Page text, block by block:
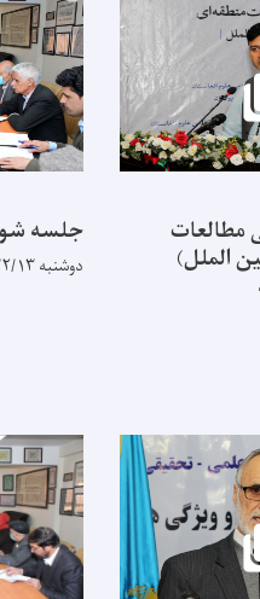
مطالعات
الملل)
جلسه
دوشنبه ۱۴۰۰/۲/۱۳ - ۹:۳۲